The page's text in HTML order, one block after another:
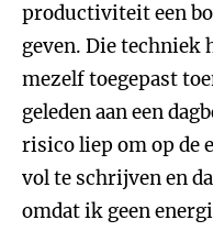
productiviteit een
geven. Die techniek
mezelf toegepast
geleden aan een
risico liep om op de
vol te schrijven en
omdat ik geen